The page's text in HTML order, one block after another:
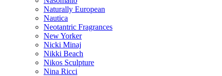
Naturally European
Nautica
Neotantric Fragrances
New Yorker
Nicki Minaj
Nikki Beach
Nikos Sculpture
Nina Ricci